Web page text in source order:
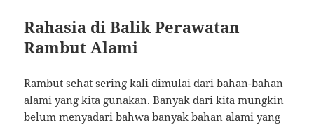
Rahasia di Balik Perawatan
Rambut Alami
Rambut sehat sering kali dimulai dari bahan-bahan
alami yang kita gunakan. Banyak dari kita mungkin
belum menyadari bahwa banyak bahan alami yang